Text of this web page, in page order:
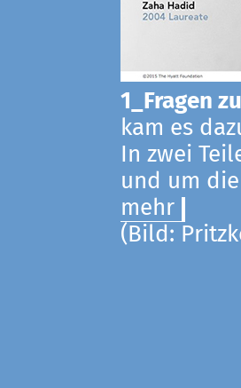
1_Fragen
kam es
In zwei
und um
mehr
(Bild: